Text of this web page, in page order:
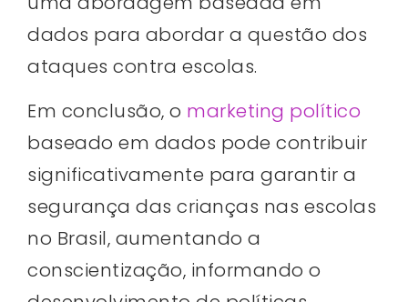
dados para abordar a questão dos
ataques contra escolas.
Em conclusão, o marketing político
baseado em dados pode contribuir
significativamente para garantir a
segurança das crianças nas escolas
no Brasil, aumentando a
conscientização, informando o